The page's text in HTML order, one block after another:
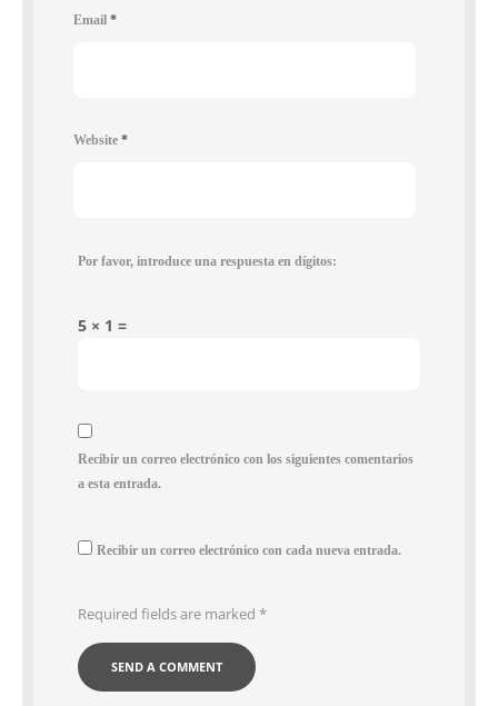
Email *
Website *
Por favor, introduce una respuesta en dígitos:
5 × 1 =
Recibir un correo electrónico con los siguientes comentarios
a esta entrada.
Recibir un correo electrónico con cada nueva entrada.
Required fields are marked *